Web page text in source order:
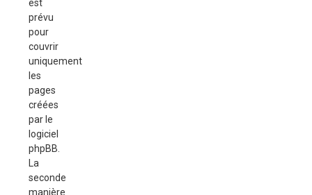
est
prévu
pour
couvrir
uniquement
les
pages
créées
par le
logiciel
phpBB.
La
seconde
manière